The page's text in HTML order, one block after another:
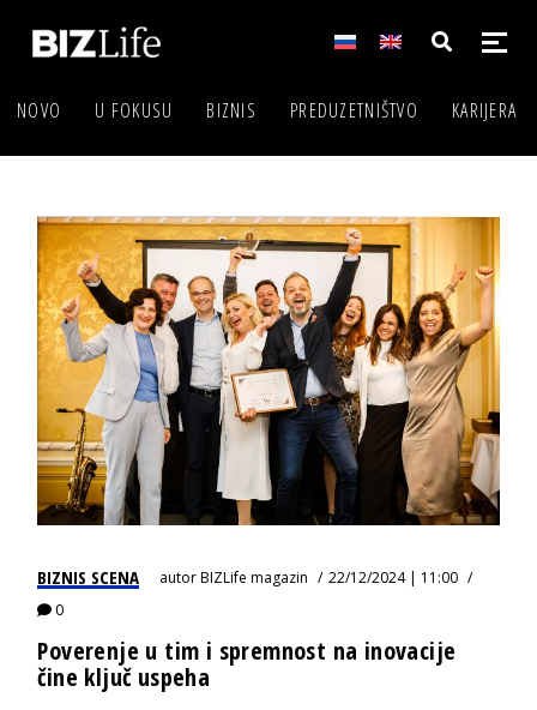
NOVO U FOKUSU BIZNIS PREDUZETNIŠTVO KARIJERA
BIZNIS SCENA autorBIZLife magazin
22/12/2024 | 11:00
0
Poverenje u tim i spremnost na inovacije
čine ključ uspeha